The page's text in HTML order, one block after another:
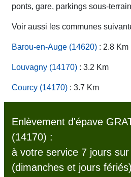
ponts, gare, parkings sous-
Voir aussi les communes
Barou-en-Auge (14620) : 2.8 Km
Louvagny (14170) : 3.2 Km
Courcy (14170) : 3.7 Km
Enlèvement d'épave
(14170) :
à votre service 7 jours
(dimanches et jours